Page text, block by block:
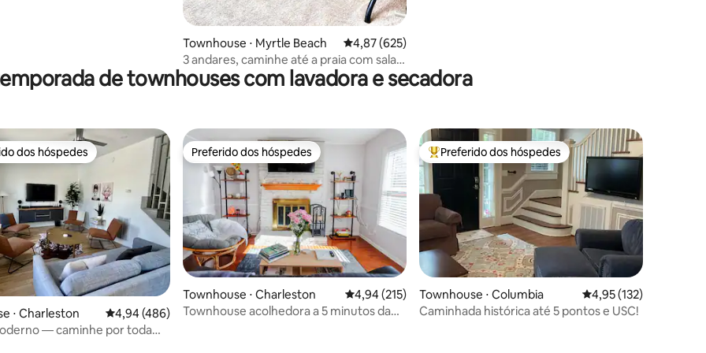
Townhouse ⋅ Myrtle Beach 4,87 de uma avaliação média de 5, 625 avaliações
4,87 (625)
3 andares, caminhe até a praia com sala
de jogos secreta!
de townhouses com lavadora e secadora
de 5, 30 avaliações
preferidos dos hóspedes
dos hóspedes
⋅ Charleston 4,94 de uma avaliação média de 5, 486 avaliações
4,94 (486)
— caminhe por toda
Preferido dos hóspedes
Preferido dos hóspedes
Townhouse ⋅ Charleston 4,94 de uma avaliação média de 5, 215 avaliações
4,94 (215)
Townhouse acolhedora a 5 minutos da
Entre os melhores preferidos dos hóspedes
Preferido dos hóspedes
Townhouse ⋅ Columbia 4,95 de uma avaliação
4,95 (132)
Caminhada histórica até 5 pontos e USC!